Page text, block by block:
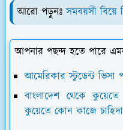
আরো পড়ুনঃসমবয়সী বিয়ে
আপনার পছন্দ হতে পারে
আমেরিকার স্টুডেন্ট ভিসা
বাংলাদেশ থেকে
কুয়েতে কোন কাজে